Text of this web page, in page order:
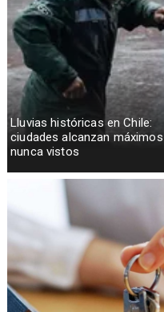
Lluvias históricas en Chile:
ciudades alcanzan máximos
nunca vistos